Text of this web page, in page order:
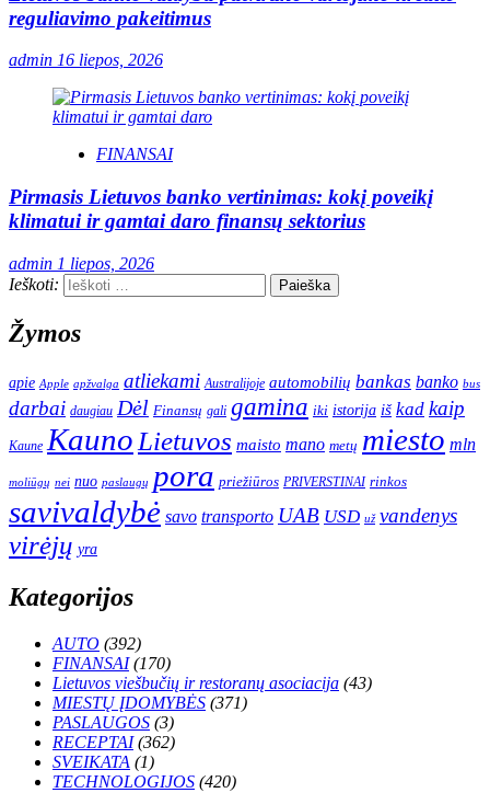
reguliavimo pakeitimus
admin 16 liepos, 2026
FINANSAI
Pirmasis Lietuvos banko vertinimas: kokį poveikį
klimatui ir gamtai daro finansų sektorius
admin 1 liepos, 2026
Ieškoti:
Žymos
apie Apple apžvalga atliekami Australijoje automobilių bankas banko bus
darbai daugiau Dėl Finansų gali gamina iki istorija iš kad kaip
Kaune KaunoLietuvos maisto mano metų miesto mln
moliūgų nei nuo paslaugų pora priežiūros PRIVERSTINAI rinkos
savivaldybė savo transporto UAB USD už vandenys
virėjų yra
Kategorijos
AUTO (392)
FINANSAI(170)
Lietuvos viešbučių ir restoranų asociacija (43)
MIESTŲ ĮDOMYBĖS (371)
PASLAUGOS (3)
RECEPTAI(362)
SVEIKATA (1)
TECHNOLOGIJOS (420)